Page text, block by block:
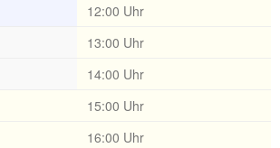
12:00 Uhr
13:00 Uhr
14:00 Uhr
15:00 Uhr
16:00 Uhr